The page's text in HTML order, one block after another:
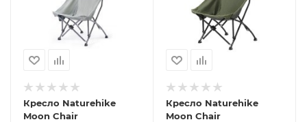
Кресло Naturehike
Moon Chair
Кресло Naturehike
Moon Chair